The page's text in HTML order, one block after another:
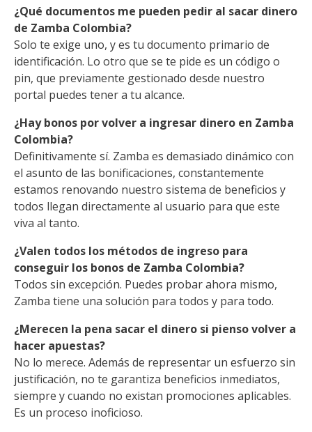
¿Qué documentos me pueden pedir al sacar dinero
de Zamba Colombia?
Solo te exige uno, y es tu documento primario de
identificación. Lo otro que se te pide es un código o
pin, que previamente gestionado desde nuestro
portal puedes tener a tu alcance.
¿Hay bonos por volver a ingresar dinero en Zamba
Colombia?
Definitivamente sí. Zamba es demasiado dinámico con
el asunto de las bonificaciones, constantemente
estamos renovando nuestro sistema de beneficios y
todos llegan directamente al usuario para que este
viva al tanto.
¿Valen todos los métodos de ingreso para
conseguir los bonos de Zamba Colombia?
Todos sin excepción. Puedes probar ahora mismo,
Zamba tiene una solución para todos y para todo.
¿Merecen la pena sacar el dinero si pienso volver a
hacer apuestas?
No lo merece. Además de representar un esfuerzo sin
justificación, no te garantiza beneficios inmediatos,
siempre y cuando no existan promociones aplicables.
Es un proceso inoficioso.